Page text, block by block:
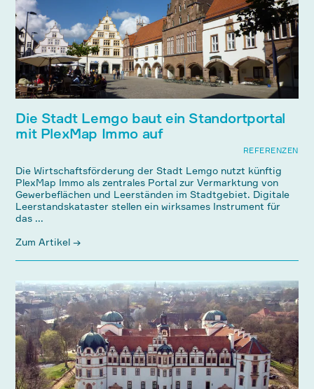
Die Stadt Lemgo baut ein Standortportal
mit PlexMap Immo auf
REFERENZEN
Die Wirtschaftsförderung der Stadt Lemgo nutzt künftig
PlexMap Immo als zentrales Portal zur Vermarktung von
Gewerbeflächen und Leerständen im Stadtgebiet. Digitale
Leerstandskataster stellen ein wirksames Instrument für
das ...
Zum Artikel →